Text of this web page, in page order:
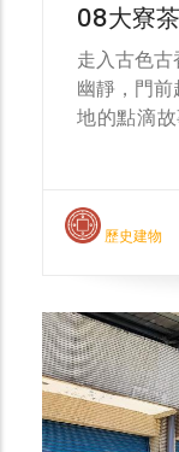
佳的好茶
品有機茶
生的經典好
08大寮
走入古色
幽靜，門
地的點滴
東紅茶」。
司接收，此
日式建築
物件充滿各
彿回到昭和
紀錄，宛如
華，坐在古
歷史建物